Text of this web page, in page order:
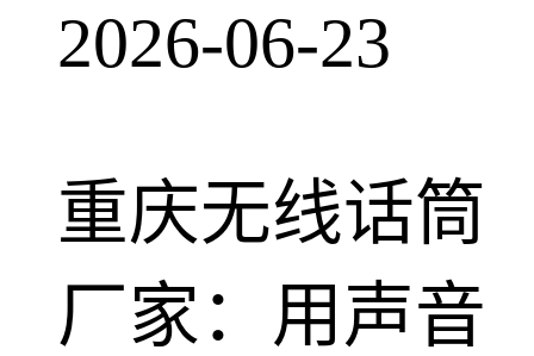
2026-06-23
重庆无线话筒
厂家：用声音